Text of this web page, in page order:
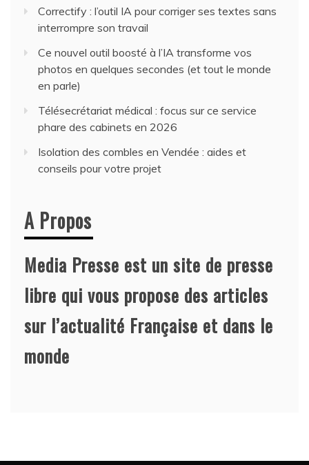
Correctify : l’outil IA pour corriger ses textes sans
interrompre son travail
Ce nouvel outil boosté à l’IA transforme vos
photos en quelques secondes (et tout le monde
en parle)
Télésecrétariat médical : focus sur ce service
phare des cabinets en 2026
Isolation des combles en Vendée : aides et
conseils pour votre projet
A Propos
Media Presse est un site de presse
libre qui vous propose des articles
sur l’actualité Française et dans le
monde